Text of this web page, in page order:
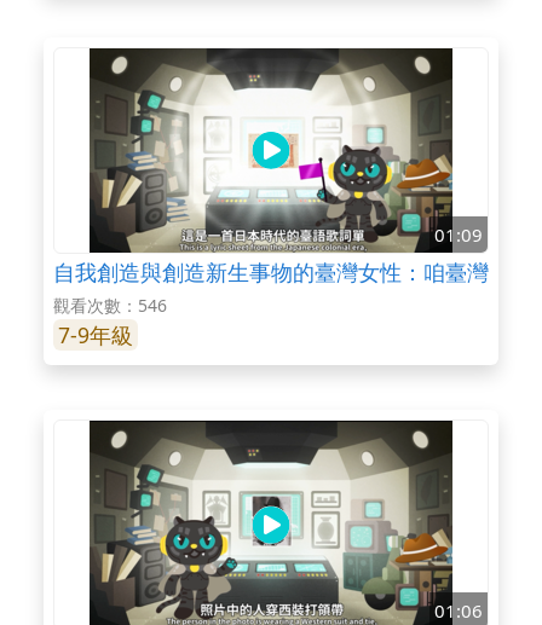
01:09
自我創造與創造新生事物的臺灣女性：咱臺灣
觀看次數：546
7-9年級
01:06